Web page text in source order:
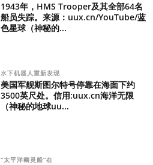
1943年，HMS Trooper及其全部64名
船员失踪。来源：uux.cn/YouTube/蓝
色星球（神秘的...
水下机器人重新发现
美国军舰斯图尔特号停靠在海面下约
3500英尺处。信用:uux.cn海洋无限
（神秘的地球uu...
“太平洋幽灵船”在